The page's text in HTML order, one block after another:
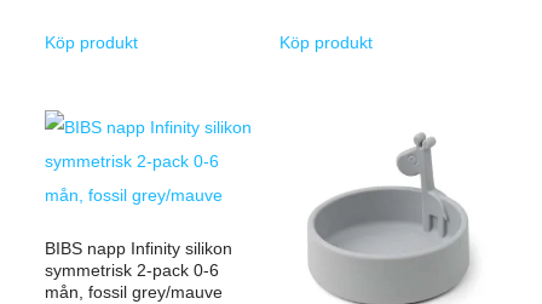
Köp produkt Köp produkt
BIBS napp Infinity silikon
symmetrisk 2-pack 0-6
mån, fossil grey/mauve